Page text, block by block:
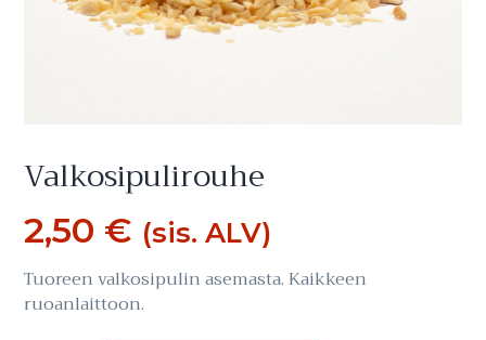
Valkosipulirouhe
2,50 € (sis. ALV)
Tuoreen valkosipulin asemasta. Kaikkeen
ruoanlaittoon.